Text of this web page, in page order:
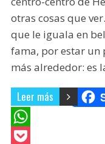
otras cosas que
que le iguala en
fama, por estar un
más alrededor: es
Leer más
W